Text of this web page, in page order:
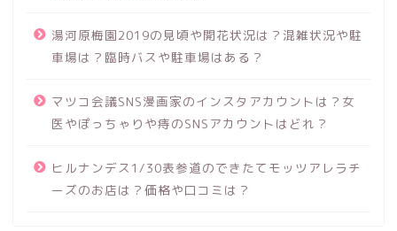
湯河原梅園2019の見頃や開花状況は？混雑状況や駐
車場は？臨時バスや駐車場はある？
マツコ会議SNS漫画家のインスタアカウントは？女
医やぽっちゃりや痔のSNSアカウントはどれ？
ヒルナンデス1/30表参道のできたてモッツアレラチ
ーズのお店は？価格や口コミは？